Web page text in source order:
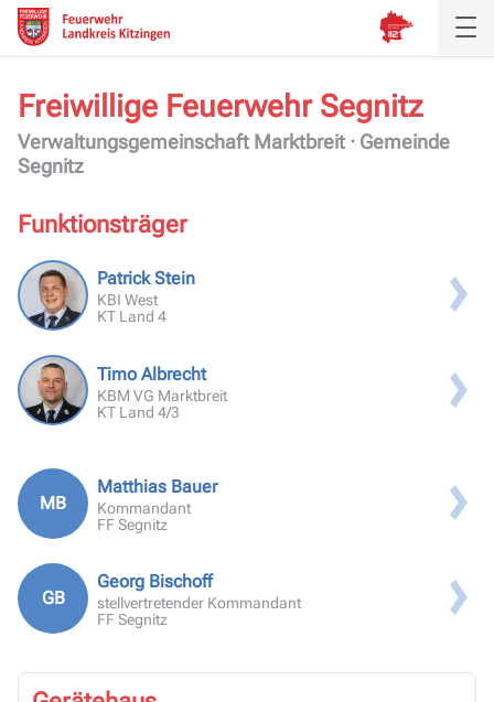
Freiwillige Feuerwehr Segnitz
Verwaltungsgemeinschaft Marktbreit · Gemeinde
Segnitz
Funktionsträger
Patrick Stein
KBI West
KT Land 4
Timo Albrecht
KBM VG Marktbreit
KT Land 4/3
MB
Matthias Bauer
Kommandant
FF Segnitz
GB
Georg Bischoff
stellvertretender Kommandant
FF Segnitz
Aktuelles
Ausbildung